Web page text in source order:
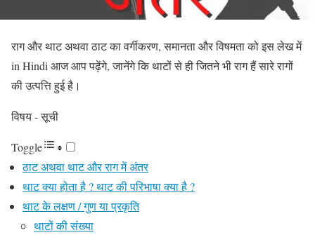
राग और थाट अथवा ठाट का वर्गीकरण, समानता और विषमता को इस लेख में
in Hindi आज आप पढ़ेंगे, जानेंगे किथाटों से ही जितने भी राग हैं सारे रागों
की उत्पत्ति हुई है।
विषय - सूची
Toggle
ठाट अथवा थाट और राग में अंतर
थाट क्या होता है ? थाट की परिभाषा क्या है ?
थाट के लक्षण / गुण या प्रकृति
थाटों की संख्या